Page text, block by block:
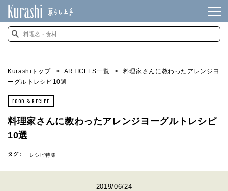
Kurashiトップ ARTICLES一覧
料理家さんに教わったアレンジヨ
ーグルトレシピ10選
FOOD & RECIPE
料理家さんに教わったアレンジヨーグルトレシピ
10選
タグ： レシピ特集
2019/06/24